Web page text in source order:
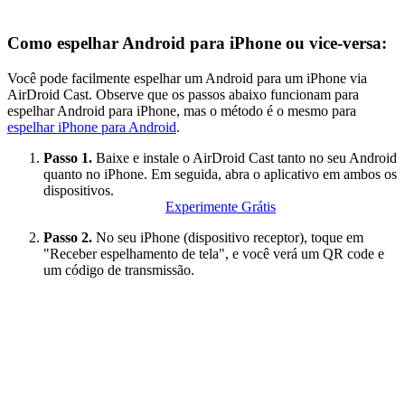
Como espelhar Android para iPhone ou vice-versa:
Você pode facilmente espelhar um Android para um iPhone via
AirDroid Cast. Observe que os passos abaixo funcionam para
espelhar Android para iPhone, mas o método é o mesmo para
espelhar iPhone para Android.
Passo 1. Baixe e instale o AirDroid Cast tanto no seu Android
quanto no iPhone. Em seguida, abra o aplicativo em ambos os
dispositivos.
Experimente Grátis
Passo 2. No seu iPhone (dispositivo receptor), toque em
"Receber espelhamento de tela", e você verá um QR code e
um código de transmissão.